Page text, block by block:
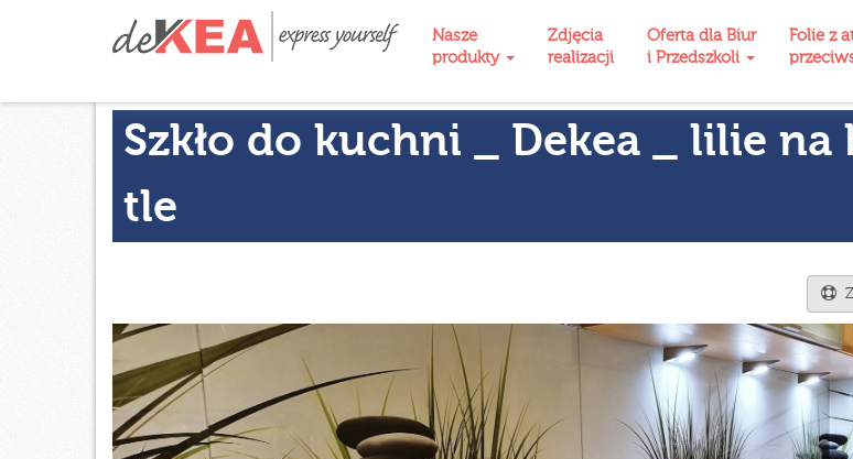
Nasze
produkty
Zdjęcia
realizacji
Oferta dla Biur
i Przedszkoli
Folie z
Szkło do kuchni _ Dekea _ lilie na
tle